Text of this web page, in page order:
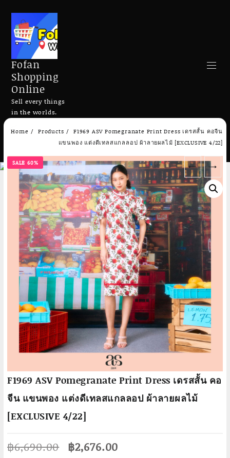
Skip
Fofan
Shopping
Online
Sell every things
in the worlds.
Search
Home Products
F1969 ASV Pomegranate Print Dress เดรสสั้น คอจีน
แขนพอง แต่งดีเทลสแกลลอป ผ้าลายผลไม้ [EXCLUSIVE 4/22]
SALE 60% ← →
F1969 ASV Pomegranate Print Dress เดรสสั้น คอ
จีน แขนพอง แต่งดีเทลสแกลลอป ผ้าลายผลไม้
[EXCLUSIVE 4/22]
฿6,690.00 Original
฿2,676.00
Add to cart Add to cart